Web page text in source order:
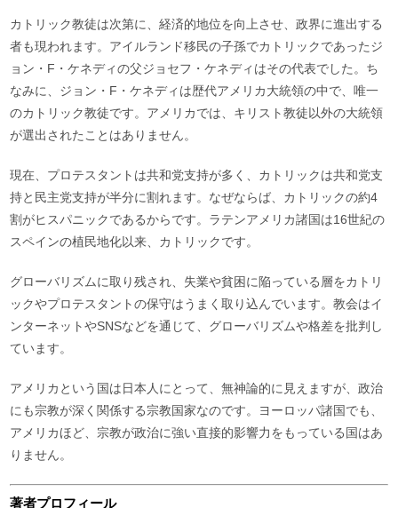
カトリック教徒は次第に、経済的地位を向上させ、政界に進出する
者も現われます。アイルランド移民の子孫でカトリックであったジ
ョン・F・ケネディの父ジョセフ・ケネディはその代表でした。ち
なみに、ジョン・F・ケネディは歴代アメリカ大統領の中で、唯一
のカトリック教徒です。アメリカでは、キリスト教徒以外の大統領
が選出されたことはありません。
現在、プロテスタントは共和党支持が多く、カトリックは共和党支
持と民主党支持が半分に割れます。なぜならば、カトリックの約4
割がヒスパニックであるからです。ラテンアメリカ諸国は16世紀の
スペインの植民地化以来、カトリックです。
グローバリズムに取り残され、失業や貧困に陥っている層をカトリ
ックやプロテスタントの保守はうまく取り込んでいます。教会はイ
ンターネットやSNSなどを通じて、グローバリズムや格差を批判し
ています。
アメリカという国は日本人にとって、無神論的に見えますが、政治
にも宗教が深く関係する宗教国家なのです。ヨーロッパ諸国でも、
アメリカほど、宗教が政治に強い直接的影響力をもっている国はあ
りません。
著者プロフィール